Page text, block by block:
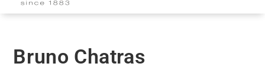
Bruno Chatras